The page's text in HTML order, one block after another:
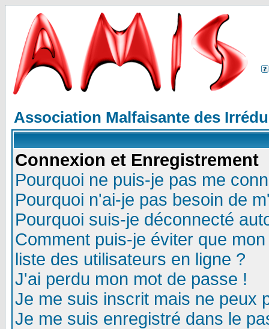
Association Malfaisante des
Connexion et Enregistrement
Pourquoi ne puis-je pas me
Pourquoi n'ai-je pas besoin de
Pourquoi suis-je déconnecté
Comment puis-je éviter que
liste des utilisateurs en ligne ?
J'ai perdu mon mot de passe !
Je me suis inscrit mais ne peux
Je me suis enregistré dans le